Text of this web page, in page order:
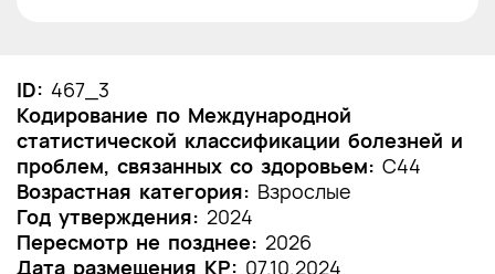
1. Краткая информация по заболеванию или
состоянию (группы заболеваний или
состояний)
1.1 Определение заболевания или состояния
(группы заболеваний или состояний)
ID: 467_3
Кодирование по Международной
статистической классификации болезней и
проблем, связанных со здоровьем: C44
Возрастная категория: Взрослые
Год утверждения: 2024
Пересмотр не позднее: 2026
Дата размещения КР: 07.10.2024